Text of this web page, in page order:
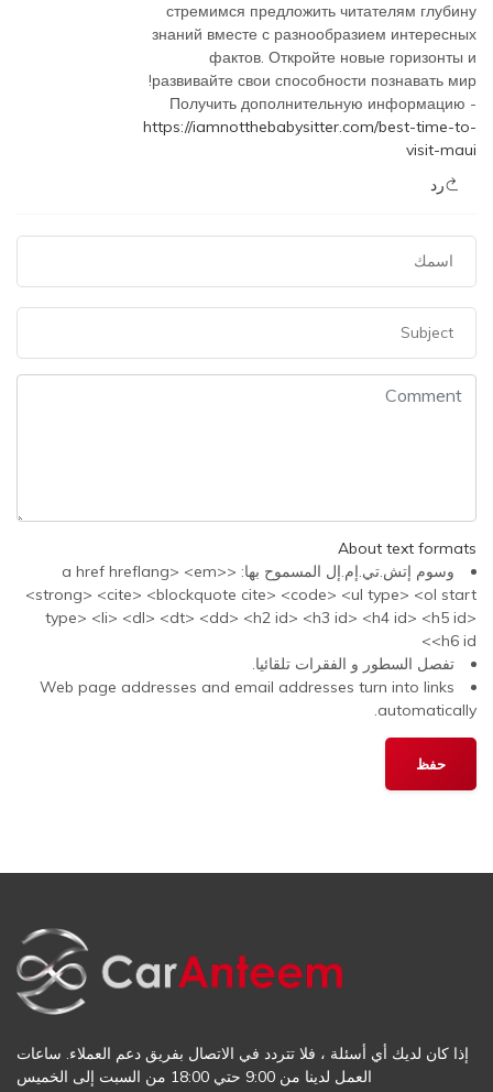
стремимся предложить читателям глубину
знаний вместе с разнообразием интересных
фактов. Откройте новые горизонты и
развивайте свои способности познавать мир!
Получить дополнительную информацию -
https://iamnotthebabysitter.com/best-time-to-
visit-maui
رد
About text formats
وسوم إتش.تي.إم.إل المسموح بها: <a href hreflang> <em>
<strong> <cite> <blockquote cite> <code> <ul type> <ol start
type> <li> <dl> <dt> <dd> <h2 id> <h3 id> <h4 id> <h5 id>
<h6 id>
تفصل السطور و الفقرات تلقائيا.
Web page addresses and email addresses turn into links
automatically.
إذا كان لديك أي أسئلة ، فلا تتردد في الاتصال بفريق دعم العملاء. ساعات
العمل لدينا من 9:00 حتي 18:00 من السبت إلى الخميس